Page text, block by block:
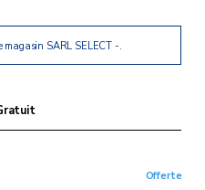
magasin SARL SELECT -.
Offerte